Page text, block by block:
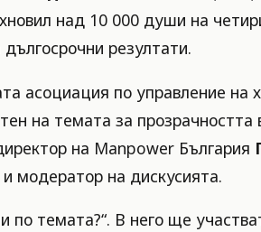
над 10 000 души на
резултати.
асоциация по управление на
на темата за прозрачността
на Manpower България
модератор на дискусията.
по темата?“. В него ще